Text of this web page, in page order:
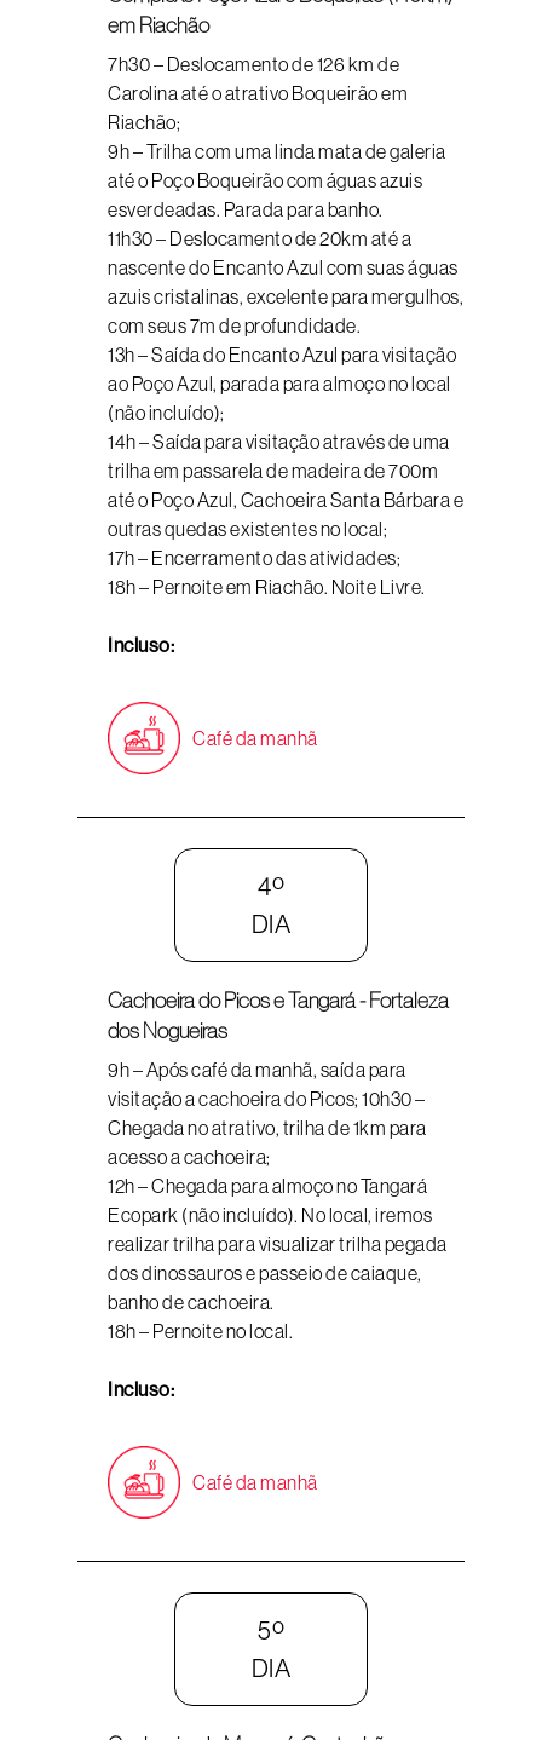
em Riachão
7h30 – Deslocamento de 126 km de
Carolina até o atrativo Boqueirão em
Riachão;
9h – Trilha com uma linda mata de galeria
até o Poço Boqueirão com águas azuis
esverdeadas. Parada para banho.
11h30 – Deslocamento de 20km até a
nascente do Encanto Azul com suas águas
azuis cristalinas, excelente para mergulhos,
com seus 7m de profundidade.
13h – Saída do Encanto Azul para visitação
ao Poço Azul, parada para almoço no local
(não incluído);
14h – Saída para visitação através de uma
trilha em passarela de madeira de 700m
até o Poço Azul, Cachoeira Santa Bárbara e
outras quedas existentes no local;
17h – Encerramento das atividades;
18h – Pernoite em Riachão. Noite Livre.
Incluso:
Café da manhã
4º
DIA
Cachoeira do Picos e Tangará - Fortaleza
dos Nogueiras
9h – Após café da manhã, saída para
visitação a cachoeira do Picos; 10h30 –
Chegada no atrativo, trilha de 1km para
acesso a cachoeira;
12h – Chegada para almoço no Tangará
Ecopark (não incluído). No local, iremos
realizar trilha para visualizar trilha pegada
dos dinossauros e passeio de caiaque,
banho de cachoeira.
18h – Pernoite no local.
Incluso:
Café da manhã
5º
DIA